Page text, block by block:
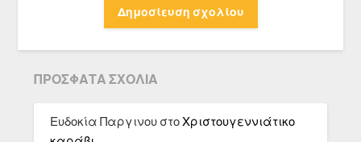
ΠΡΌΣΦΑΤΑ ΣΧΌΛΙΑ
Ευδοκία Παργινου στοΧριστουγεννιάτικο